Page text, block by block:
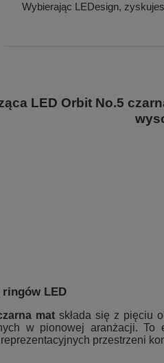
Wybierając LEDesign,
LED Orbit No.5
LED
matskłada się z pięciu
w pionowej aranżacji. To
przestrzeni